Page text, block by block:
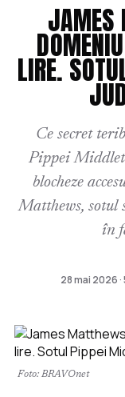
JAMES
LIRE.
Ce secret
Pippei
blocheze
Matthews, sotul
în
28 mai 2026
Foto: BRAVOnet